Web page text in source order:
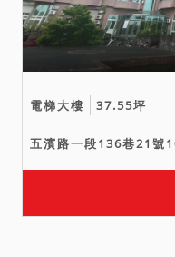
十
於
空
部
電梯大樓 37.55坪
五濱路一段136巷21號